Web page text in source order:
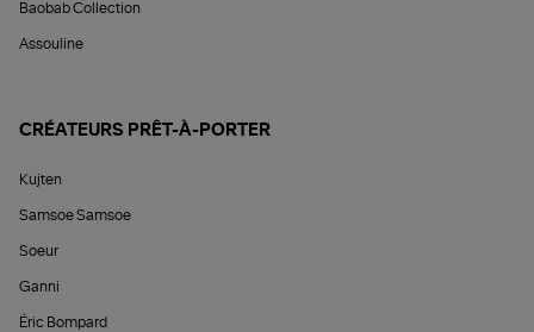
Baobab Collection
Assouline
CRÉATEURS PRÊT-À-PORTER
Kujten
Samsoe Samsoe
Soeur
Ganni
Éric Bompard